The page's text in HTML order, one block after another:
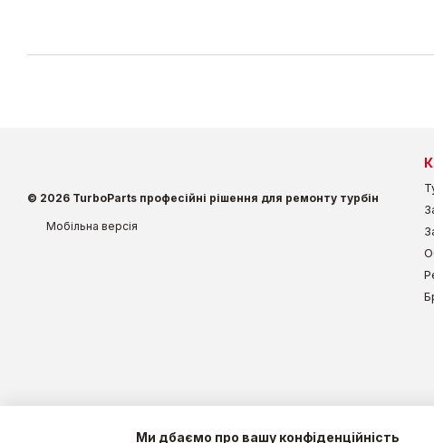
© 2026 TurboParts професійні рішення для ремонту турбін
Мобільна версія
Ми дбаємо про вашу конфіденційність